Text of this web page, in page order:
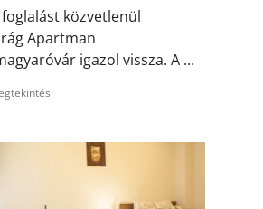
közvetlenül
Apartman
igazol vissza. A ...